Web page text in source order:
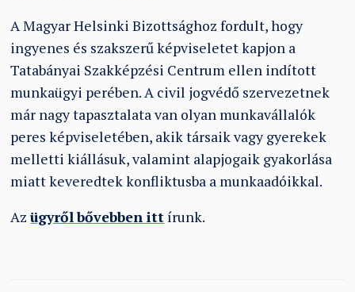
A Magyar Helsinki Bizottsághoz fordult, hogy
ingyenes és szakszerű képviseletet kapjon a
Tatabányai Szakképzési Centrum ellen indított
munkaügyi perében. A civil jogvédő szervezetnek
már nagy tapasztalata van olyan munkavállalók
peres képviseletében, akik társaik vagy gyerekek
melletti kiállásuk, valamint alapjogaik gyakorlása
miatt keveredtek konfliktusba a munkaadóikkal.
Azügyrőlbővebben itt írunk.